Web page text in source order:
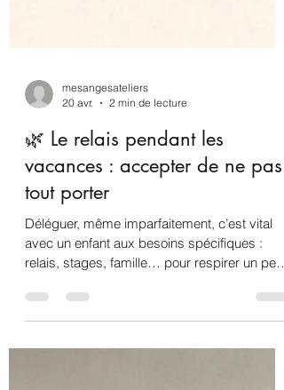
mesangesateliers
🌿 Le relais pendant les
vacances : accepter de ne pas
tout porter
Déléguer, même imparfaitement, c’est vital
avec un enfant aux besoins spécifiques :